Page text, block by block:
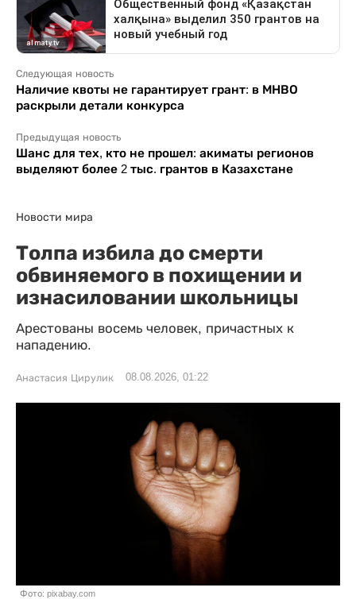
Следующая новость
Наличие квоты не гарантирует грант: в МНВО
раскрыли детали конкурса
Предыдущая новость
Шанс для тех, кто не прошел: акиматы регионов
выделяют более 2 тыс. грантов в Казахстане
Новости мира
Толпа избила до смерти
обвиняемого в похищении и
изнасиловании школьницы
Арестованы восемь человек, причастных к
нападению.
Анастасия Цирулик 08.08.2026, 01:22
Фото: pixabay.com